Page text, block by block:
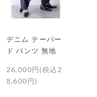
デニム テーパー
ド パンツ 無地
26,000円(税込2
8,600円)